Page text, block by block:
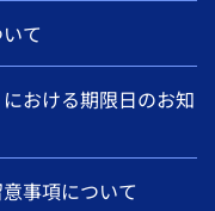
て
おける期限日のお知
事項について